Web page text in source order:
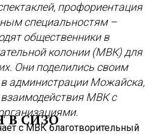
профориентация
специальностям –
общественники в
колонии (МВК) для
Они поделились своим
администрации Можайска,
МВК с
В СИЗО
с МВК благотворительный